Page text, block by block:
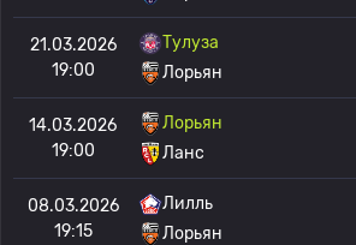
21.03.2026
19:00
Тулуза
Лорьян
14.03.2026
19:00
Лорьян
Ланс
08.03.2026
19:15
Лилль
Лорьян